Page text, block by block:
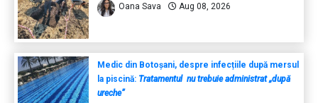
Oana Sava Aug 08, 2026
Medic din Botoșani, despre infecțiile după mersul
la piscină: Tratamentul nu trebuie administrat „după
ureche”